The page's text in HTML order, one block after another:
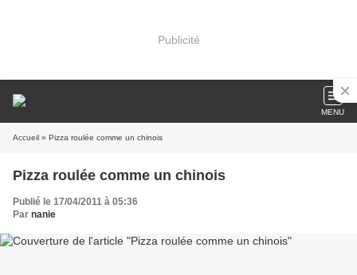
Publicité
MENU
Accueil » Pizza roulée comme un chinois
Pizza roulée comme un chinois
Publié le 17/04/2011 à 05:36
Par nanie